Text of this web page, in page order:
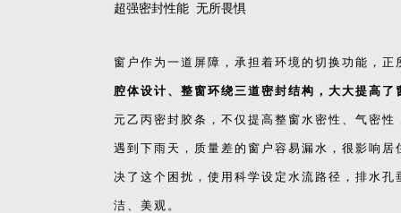
超强密封性能 无所畏惧
窗户作为一道屏障，承担着环境的切换功能，
腔体设计、整窗环绕三道密封结构，大大提高了
元乙丙密封胶条，不仅提高整窗水密性、气密
遇到下雨天，质量差的窗户容易漏水，很影响
决了这个困扰，使用科学设定水流路径，排水
洁、美观。